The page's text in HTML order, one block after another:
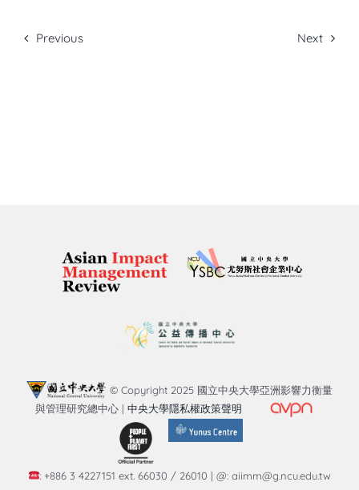
Previous Next
© Copyright 2025 國立中央大學亞洲影響力衡量
與管理研究總中心 | 中央大學隱私權政策聲明
: +886 3 4227151 ext. 66030 / 26010 | @: aiimm@g.ncu.edu.tw